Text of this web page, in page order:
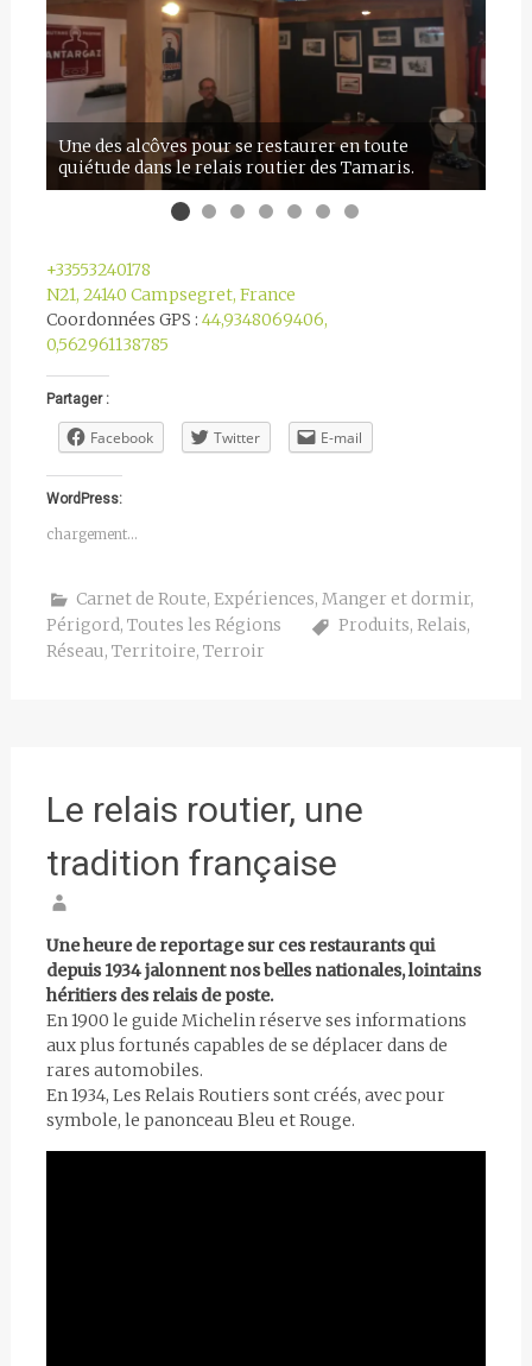
Une des alcôves pour se restaurer en toute
quiétude dans le relais routier des Tamaris.
+33553240178
N21, 24140 Campsegret, France
Coordonnées GPS : 44,9348069406,
0,562961138785
Partager :
Facebook Twitter E-mail
WordPress:
chargement…
Carnet de Route, Expériences, Manger et dormir,
Périgord, Toutes les Régions Produits, Relais,
Réseau, Territoire, Terroir
Le relais routier, une
tradition française
Une heure de reportage sur ces restaurants qui
depuis 1934 jalonnent nos belles nationales, lointains
héritiers des relais de poste.
En 1900 le guide Michelin réserve ses informations
aux plus fortunés capables de se déplacer dans de
rares automobiles.
En 1934, Les Relais Routiers sont créés, avec pour
symbole, le panonceau Bleu et Rouge.